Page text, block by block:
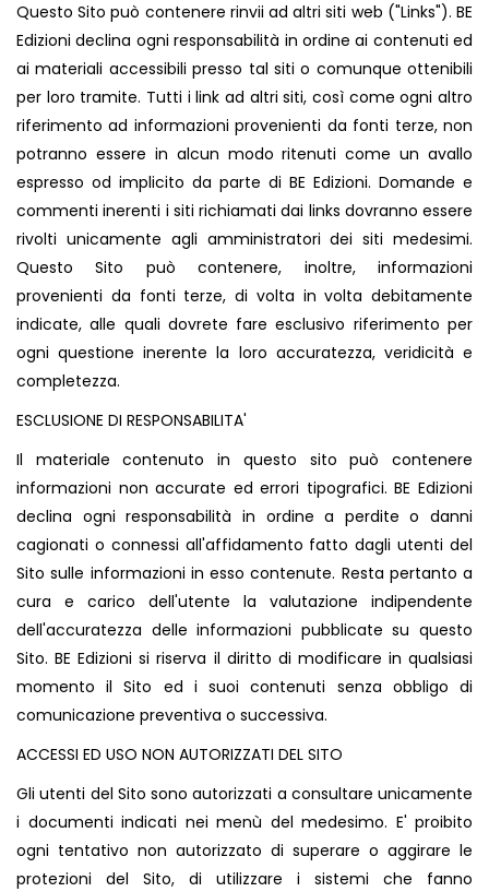
Questo Sito può contenere rinvii ad altri siti web ("Links"). BE
Edizioni declina ogni responsabilità in ordine ai contenuti ed
ai materiali accessibili presso tal siti o comunque ottenibili
per loro tramite. Tutti i link ad altri siti, così come ogni altro
riferimento ad informazioni provenienti da fonti terze, non
potranno essere in alcun modo ritenuti come un avallo
espresso od implicito da parte di BE Edizioni. Domande e
commenti inerenti i siti richiamati dai links dovranno essere
rivolti unicamente agli amministratori dei siti medesimi.
Questo Sito può contenere, inoltre, informazioni
provenienti da fonti terze, di volta in volta debitamente
indicate, alle quali dovrete fare esclusivo riferimento per
ogni questione inerente la loro accuratezza, veridicità e
completezza.
ESCLUSIONE DI RESPONSABILITA'
Il materiale contenuto in questo sito può contenere
informazioni non accurate ed errori tipografici. BE Edizioni
declina ogni responsabilità in ordine a perdite o danni
cagionati o connessi all'affidamento fatto dagli utenti del
Sito sulle informazioni in esso contenute. Resta pertanto a
cura e carico dell'utente la valutazione indipendente
dell'accuratezza delle informazioni pubblicate su questo
Sito. BE Edizioni si riserva il diritto di modificare in qualsiasi
momento il Sito ed i suoi contenuti senza obbligo di
comunicazione preventiva o successiva.
ACCESSI ED USO NON AUTORIZZATI DEL SITO
Gli utenti del Sito sono autorizzati a consultare unicamente
i documenti indicati nei menù del medesimo. E' proibito
ogni tentativo non autorizzato di superare o aggirare le
protezioni del Sito, di utilizzare i sistemi che fanno